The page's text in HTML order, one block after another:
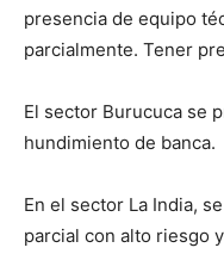
presencia de equipo
parcialmente. Tener
El sector Burucuca se
hundimiento de banca.
En el sector La India,
parcial con alto riesgo